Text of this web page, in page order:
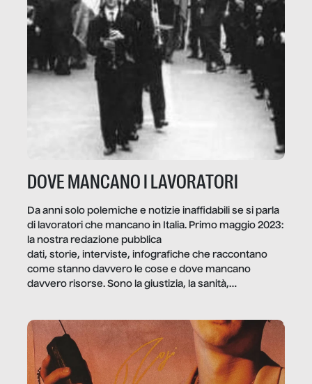
DOVE MANCANO I LAVORATORI
Da anni solo polemiche e notizie inaffidabili se si parla
di lavoratori che mancano in Italia. Primo maggio 2023:
la nostra redazione pubblica
dati, storie, interviste, infografiche che raccontano
come stanno davvero le cose e dove mancano
davvero risorse. Sono la giustizia, la sanità,